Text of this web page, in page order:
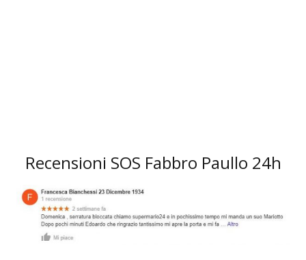
Recensioni SOS Fabbro Paullo 24h